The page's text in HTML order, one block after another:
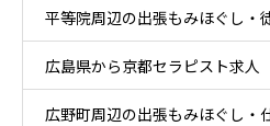
後ケア
平等院周辺の出張もみほぐし・
広島県から京都セラピスト求人
広野町周辺の出張もみほぐし・